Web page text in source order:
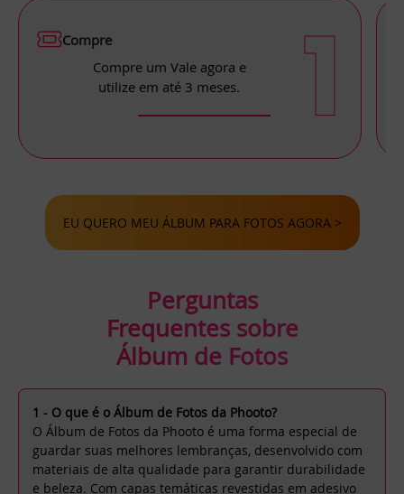
Compre
Compre um Vale agora e
utilize em até 3 meses.
1
EU QUERO MEU ÁLBUM PARA FOTOS AGORA >
Perguntas
Frequentes sobre
Álbum de Fotos
1 - O que é o Álbum de Fotos da Phooto?
O Álbum de Fotos da Phooto é uma forma especial de
guardar suas melhores lembranças, desenvolvido com
materiais de alta qualidade para garantir durabilidade
e beleza. Com capas temáticas revestidas em adesivo